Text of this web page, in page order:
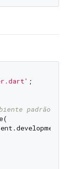
;
padrão